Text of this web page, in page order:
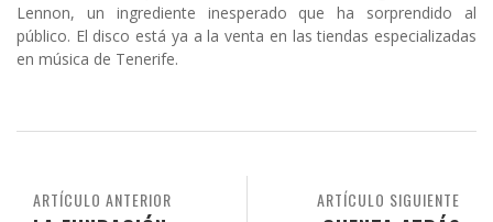
Lennon, un ingrediente inesperado que ha sorprendido al
público. El disco está ya a la venta en las tiendas especializadas
en música de Tenerife.
ARTÍCULO SIGUIENTE
ARTÍCULO ANTERIOR